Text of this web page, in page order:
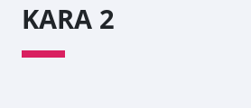
KARA 2